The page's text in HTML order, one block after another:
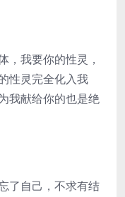
，我要你的性灵，
性灵完全化入我
我献给你的也是绝
了自己，不求有结